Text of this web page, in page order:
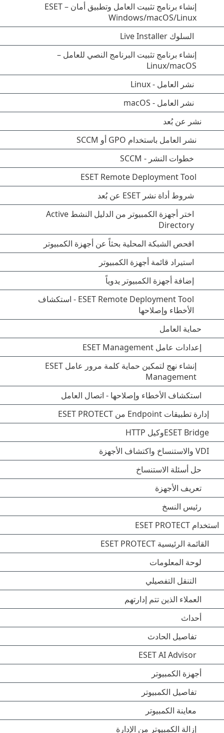
إنشاء برنامج تثبيت العامل وتطبيق أمان ESET –
Windows/macOS/Linux
السلوك Live Installer
إنشاء برنامج تثبيت البرنامج النصي للعامل –
Linux/macOS
نشر العامل - Linux
نشر العامل - macOS
نشر عن بُعد
نشر العامل باستخدام GPO أو SCCM
خطوات النشر - SCCM
ESET Remote Deployment Tool
شروط أداة نشر ESET عن بُعد
اختر أجهزة الكمبيوتر من الدليل النشط Active
Directory
افحص الشبكة المحلية بحثاً عن أجهزة الكمبيوتر
استيراد قائمة أجهزة الكمبيوتر
إضافة أجهزة الكمبيوتر يدوياً
ESET Remote Deployment Tool - استكشاف
الأخطاء وإصلاحها
حماية العامل
إعدادات عامل ESET Management
إنشاء نهج لتمكين حماية كلمة مرور عامل ESET
Management
استكشاف الأخطاء وإصلاحها - اتصال العامل
إدارة تطبيقات Endpoint من ESET PROTECT
ESET Bridgeوكيل HTTP
VDI والاستنساخ واكتشاف الأجهزة
حل أسئلة الاستنساخ
تعريف الأجهزة
رئيس النسخ
استخدام ‎ESET PROTECT
القائمة الرئيسية ESET PROTECT
لوحة المعلومات
التنقل التفصيلي
العملاء الذين تتم إدارتهم
أحداث
تفاصيل الحادث
ESET AI Advisor
أجهزة الكمبيوتر
تفاصيل الكمبيوتر
معاينة الكمبيوتر
إزالة الكمبيوتر من الإدارة